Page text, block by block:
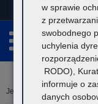
znaki.
Rozwiń
Jesteś tutaj: Strona główna
w sprawie
z
swobodnego
uchylenia
RODO),
informuje o
danych